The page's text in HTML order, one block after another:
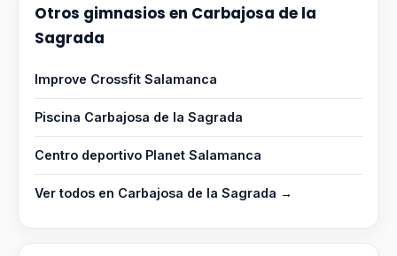
Otros gimnasios en Carbajosa de la
Sagrada
Improve Crossfit Salamanca
Piscina Carbajosa de la Sagrada
Centro deportivo Planet Salamanca
Ver todos en Carbajosa de la Sagrada →